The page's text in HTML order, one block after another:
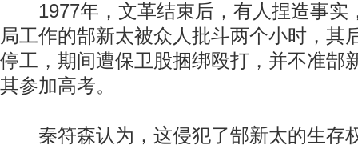
1977年，文革结束后，有人捏造事实
局工作的郜新太被众人批斗两个小时，其
停工，期间遭保卫股捆绑殴打，并不准郜
其参加高考。
秦符森认为，这侵犯了郜新太的生存